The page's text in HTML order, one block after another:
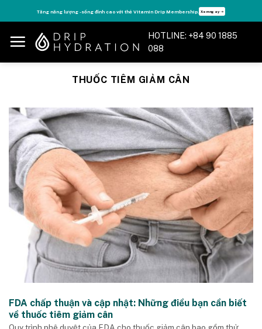
to
content
Tăng năng lượng - sống đỉnh cao với thẻ Vitamin Drip Membership. Xem ngay ➝
HOTLINE: +84 90 1885
088
THUỐC TIÊM GIẢM CÂN
FDA chấp thuận và cập nhật: Những điều bạn cần biết
về thuốc tiêm giảm cân